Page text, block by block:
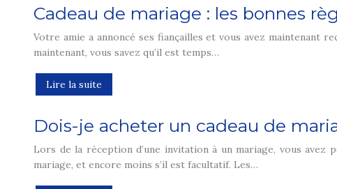
Cadeau de mariage : les bonnes
Votre amie a annoncé ses fiançailles et vous avez maintenant
maintenant, vous savez qu’il est temps…
Lire la suite
Dois-je acheter un cadeau de
Lors de la réception d’une invitation à un mariage, vous avez
mariage, et encore moins s’il est facultatif. Les…